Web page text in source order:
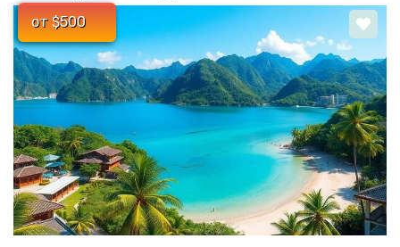
Войти
Зарегистрироваться
support@world-travel.uz
от $500